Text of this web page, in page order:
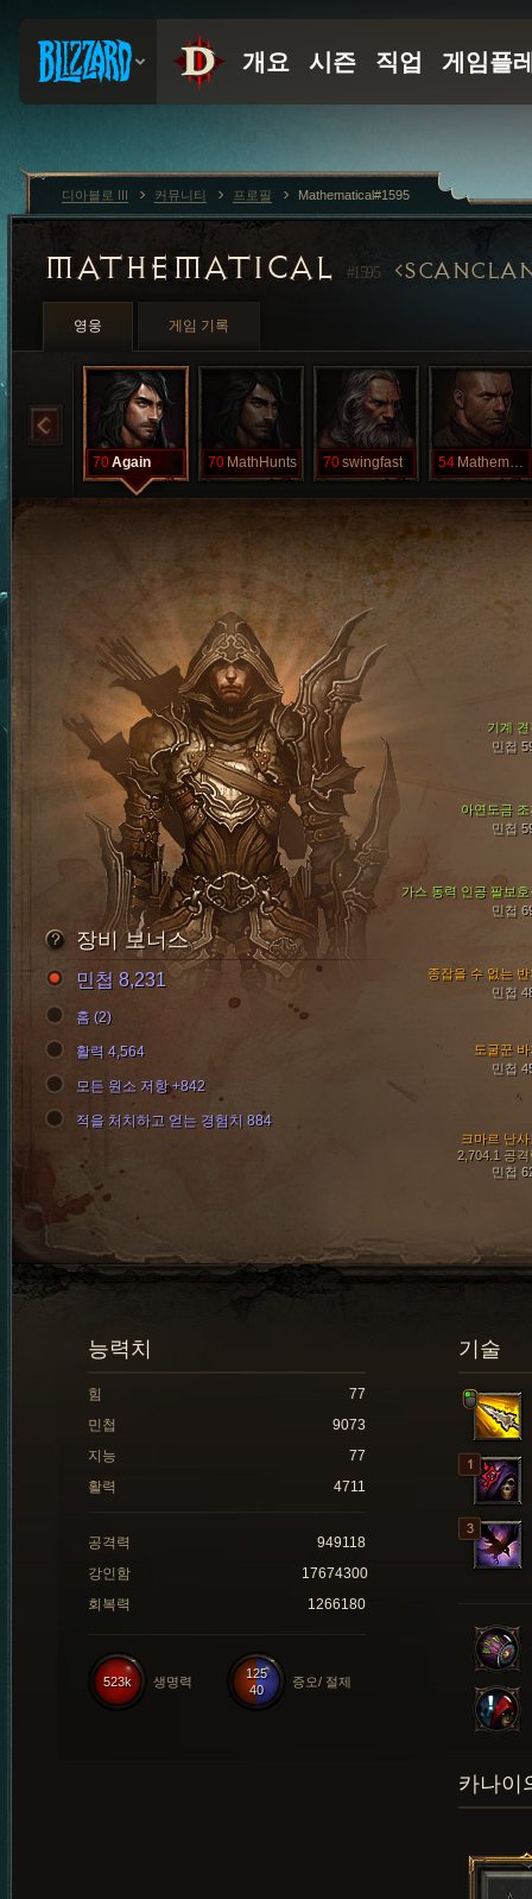
MATHEMATICAL #1595
영웅 게임 기록
70Again 70 MathHunts 70swingfast 54 Mathematical
아연도금 조
민첩
가스 동력 인공 팔보호
민첩
기계 견
민첩
도굴꾼
민첩
크마르 난사
2,704.1 공격
민첩
종잡을 수 없는 반
민첩
장비 보너스
민첩 8,231
홈 (2)
활력 4,564
모든 원소 저항 +842
적을 처치하고 얻는 경험치 884
기술
능력치
힘
77
민첩
9073
지능
77
활력
4711
공격력
949118
강인함
17674300
회복력
1266180
125
40
증오/ 절제
523k 생명력
카나이
디아블로 III 커뮤니티 프로필 Mathematical#1595